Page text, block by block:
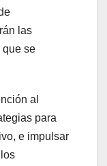
las
que se
al
para
e impulsar